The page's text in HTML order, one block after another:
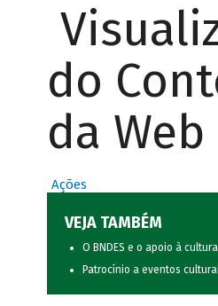
do
da Web
Ações
VEJA TAMBÉM
O BNDES e o apoio à cultura
Patrocínio a eventos